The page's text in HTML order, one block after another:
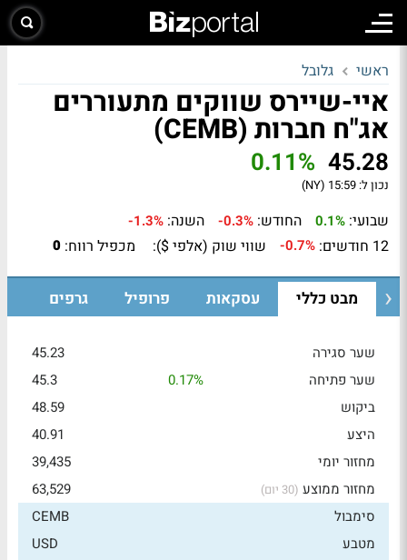
ראשי גלובל
איי-שיירס שווקים מתעוררים
אג"ח חברות (CEMB)
45.28
0.11%
נכון ל: 15:59 (NY)
שבועי: 0.1% החודש: -0.3% השנה: -1.3%
12 חודשים: -0.7% שווי שוק (אלפי $): מכפיל רווח: 0
מבט כללי עסקאות פרופיל גרפים
שער סגירה
45.23
שער פתיחה
0.17%
45.3
ביקוש
48.59
היצע
40.91
מחזור יומי
39,435
מחזור ממוצע (30 יום)
63,529
סימבול
CEMB
מטבע
USD